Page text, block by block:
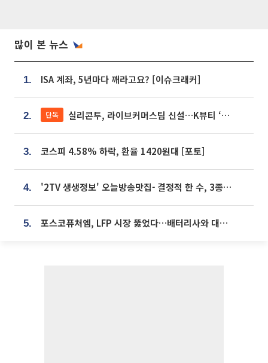
많이 본 뉴스
1. ISA 계좌, 5년마다 깨라고요? [이슈크래커]
2. 단독 실리콘투, 라이브커머스팀 신설…K뷰티 ‘글로벌 판매망’ 확대[K뷰티 라방戰]
3. 코스피 4.58% 하락, 환율 1420원대 [포토]
4. '2TV 생생정보' 오늘방송맛집- 결정적 한 수, 3종 메밀면! 메밀 소바 맛집 '의○○○○'
5. 포스코퓨처엠, LFP 시장 뚫었다…배터리사와 대규모 장기 공급 합의